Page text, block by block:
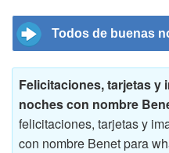
Todos de buenas
Felicitaciones, tarjetas y
noches con nombre
felicitaciones, tarjetas y
con nombre Benet para